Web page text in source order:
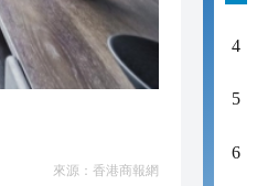
來源： 香港商報網